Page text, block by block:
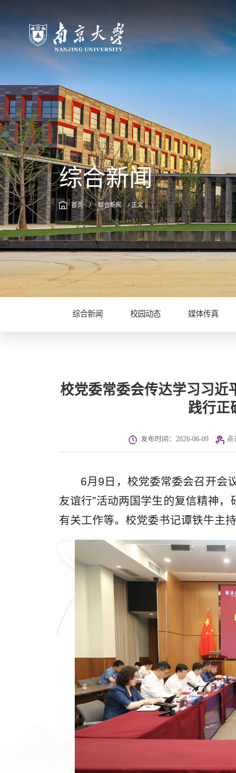
综合新闻
首页 / 综合新闻 / 正文
综合新闻 校园动态 媒体传真
校党委常委会传达学习习近
践行正
发布时间：2026-06-09 点
6月9日，校党委常委会召开会
友谊行”活动两国学生的复信精神
有关工作等。校党委书记谭铁牛主